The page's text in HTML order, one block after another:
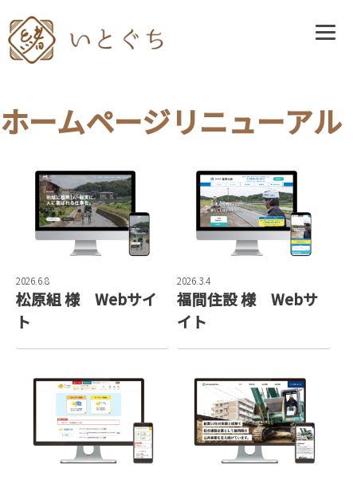
to
content
ホームページリニューアル
2026.6.8
松原組 様 Webサイ
ト
2026.3.4
福間住設 様 Webサ
イト